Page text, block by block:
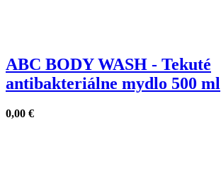
ABC BODY WASH - Tekuté
antibakteriálne mydlo 500 ml
0,00 €